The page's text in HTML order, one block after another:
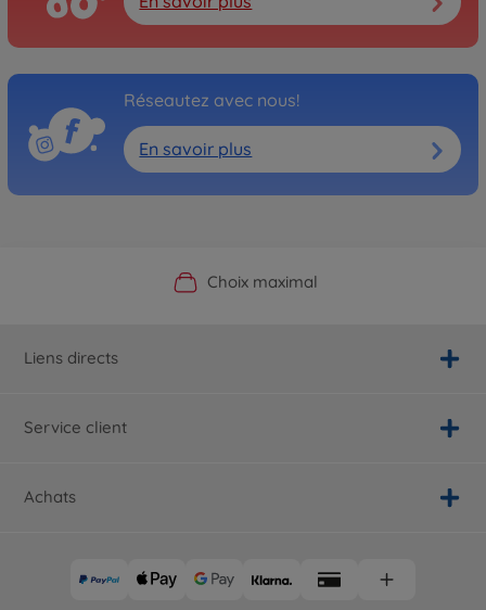
Réseautez avec nous!
En savoir plus
Boutique officielle du fabricant
Choix maximal
Service personnalisé
Livraison rapide
Liens directs
Service client
Achats